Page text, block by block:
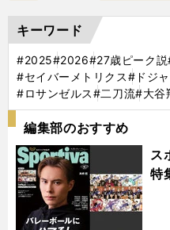
キーワード
#2025#2026#27歳ピーク説
#セイバーメトリクス#ドジ
#ロサンゼルス#二刀流#大谷
編集部のおすすめ
ス
特